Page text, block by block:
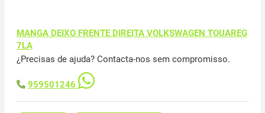
MANGA DEIXO FRENTE DIREITA VOLKSWAGEN TOUAREG
7LA
¿Precisas de ajuda? Contacta-nos sem compromisso.
959501246